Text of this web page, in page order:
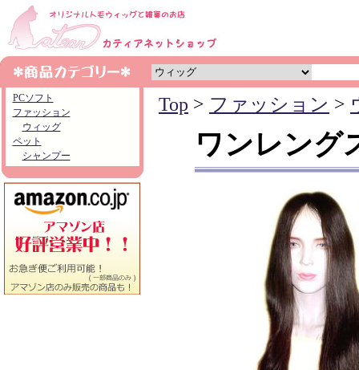
PCソフト
ファッション
ウィッグ
ペット
シャンプー
Top > ファッション >
ワンレング